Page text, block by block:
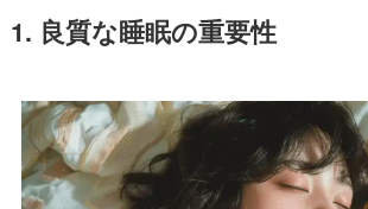
1. 良質な睡眠の重要性